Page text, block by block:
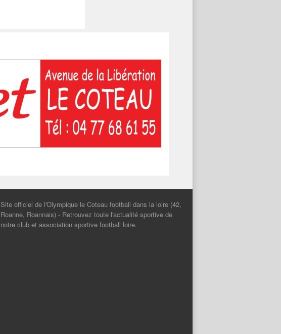
Site officiel de l'Olympique le Coteau football dans la loire (42,
Roanne, Roannais) - Retrouvez toute l'actualité sportive de
notre club et association sportive football loire.